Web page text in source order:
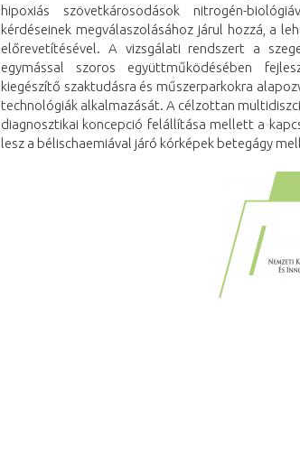
hipoxiás szövetkárosodások nitrogén-
kérdéseinek megválaszolásához járul hozzá, a
előrevetítésével. A vizsgálati rendszert a
egymással szoros együttműködésében
kiegészítő szaktudásra és műszerparkokra
technológiák alkalmazását. A célzottan
diagnosztikai koncepció felállítása mellett a
lesz a bélischaemiával járó kórképek betegágy